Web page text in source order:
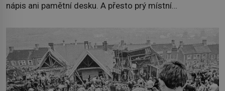
nápis ani pamětní desku. A přesto prý místní
sídlil sériový vrah H. H. Holmes a také nejpropracovanější
past na lidi v dějinách americké kriminalistiky. Herman
Webster Mudgett (1861–1896) přijíždí […]